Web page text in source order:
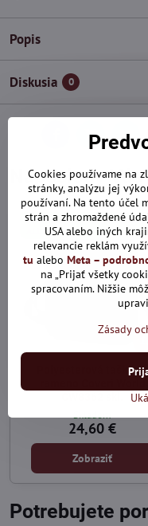
Popis
Diskusia 0
FacebookTwitter
Naposledy
Len dnes: Zľava 10% s
ALL10
Polyesterová taška na
Skladom
24,60 €
Zobraziť
Potrebujete
Cookies používame na
stránky, analýzu jej
používaní. Na tento účel
strán a zhromaždené
USA alebo iných
relevancie reklám
tu alebo Meta –
na „Prijať všetky
spracovaním. Nižšie
Zásady